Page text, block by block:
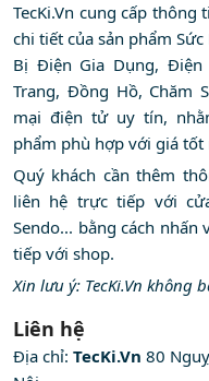
TecKi.Vn cung cấp
chi tiết của sản phẩm
Bị Điện Gia Dụng, Điện
Trang, Đồng Hồ, Chăm
mại điện tử uy tín,
phẩm phù hợp với giá tốt
Quý khách cần thêm
liên hệ trực tiếp với
Sendo... bằng cách nhấn
tiếp với shop.
Xin lưu ý: TecKi.Vn không
Liên hệ
Địa chỉ: TecKi.Vn 80